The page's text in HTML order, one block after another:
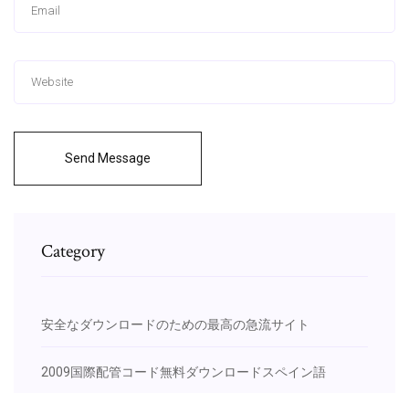
Send Message
Category
安全なダウンロードのための最高の急流サイト
2009国際配管コード無料ダウンロードスペイン語